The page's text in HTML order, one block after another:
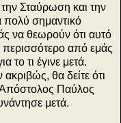
την Σταύρωση και την
πολύ σημαντικό
να θεωρούν ότι αυτό
περισσότερο από εμάς
το τι έγινε μετά.
θα δείτε ότι
Απόστολος Παύλος
μετά.